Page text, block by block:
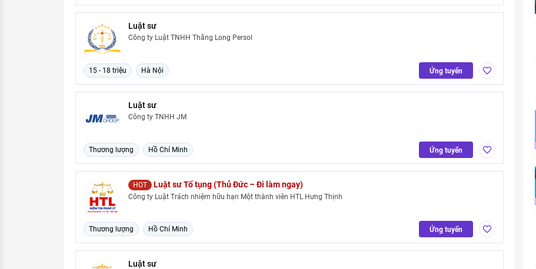
Luật sư
Công ty Luật TNHH Thăng Long Persol
15 - 18 triệu Hà Nội Ứng tuyển
Luật sư
Công ty TNHH JM
Thương lượng Hồ Chí Minh Ứng tuyển
HOT Luật sư Tố tụng (Thủ Đức – Đi làm ngay)
Công ty Luật Trách nhiệm hữu hạn Một thành viên HTL Hưng Thịnh
Thương lượng Hồ Chí Minh Ứng tuyển
Luật sư